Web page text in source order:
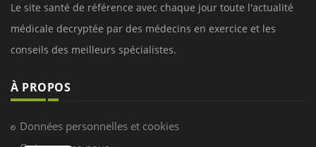
Le site santé de référence avec chaque jour toute l'actualité
médicale decryptée par des médecins en exercice et les
conseils des meilleurs spécialistes.
À PROPOS
Données personnelles et cookies